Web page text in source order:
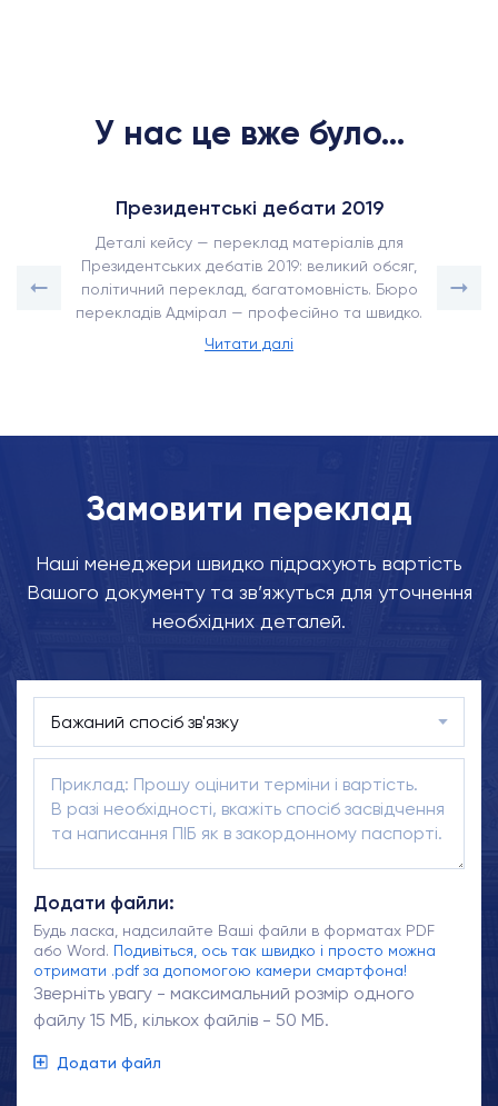
У нас це вже було...
Президентські дебати 2019
Деталі кейсу — переклад матеріалів для
Президентських дебатів 2019: великий обсяг,
політичний переклад, багатомовність. Бюро
перекладів Адмірал — професійно та швидко.
Читати далі
Замовити переклад
Наші менеджери швидко підрахують вартість
Вашого документу та зв’яжуться для уточнення
необхідних деталей.
Додати файли:
Будь ласка, надсилайте Ваші файли в форматах PDF
або Word. Подивіться, ось так швидко і просто можна
отримати .pdf за допомогою камери смартфона!
Зверніть увагу - максимальний розмір одного
файлу 15 МБ, кількох файлів - 50 МБ.
Додати файл